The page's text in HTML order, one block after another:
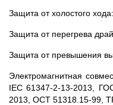
Защита от холостого
Защита от перегрева
Защита от превышения
Электромагнитная
IEC 61347-2-13-2013,
2013, ОСТ 51318.15-99,